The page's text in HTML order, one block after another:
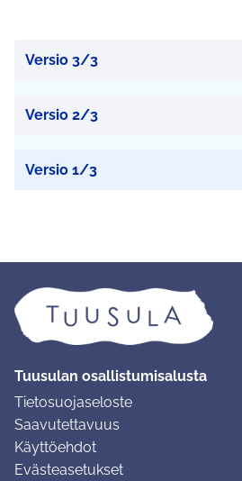
Versio 3/3
Versio 2/3
Versio 1/3
Tuusulan osallistumisalusta
Tietosuojaseloste
Saavutettavuus
Käyttöehdot
Evästeasetukset